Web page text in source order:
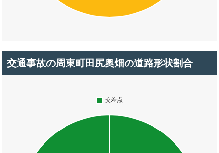
交通事故の周東町田尻奥畑の道路形状割合